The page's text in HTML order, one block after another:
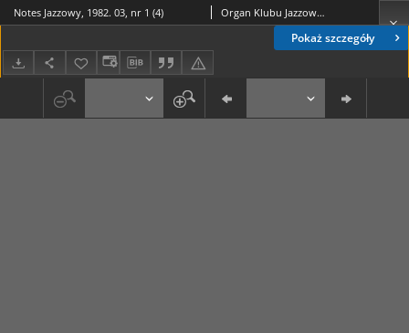
Pokaż szczegóły
Notes Jazzowy, 1982. 03, nr 1 (4) Organ Klubu Jazzowego "Rotunda"